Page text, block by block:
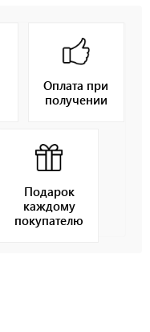
Оплата при
получении
Подарок
каждому
покупателю